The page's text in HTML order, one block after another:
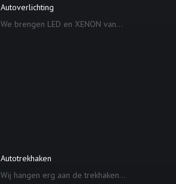
Autoverlichting
We brengen LED en XENON van...
Autotrekhaken
Wij hangen erg aan de trekhaken...